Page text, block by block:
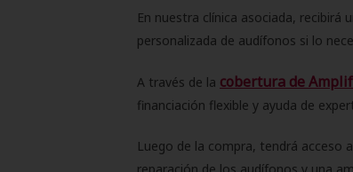
En nuestra clínica asociada, recibirá
personalizada de audífonos si lo
A través de la cobertura de
financiación flexible y ayuda de
Luego de la compra, tendrá